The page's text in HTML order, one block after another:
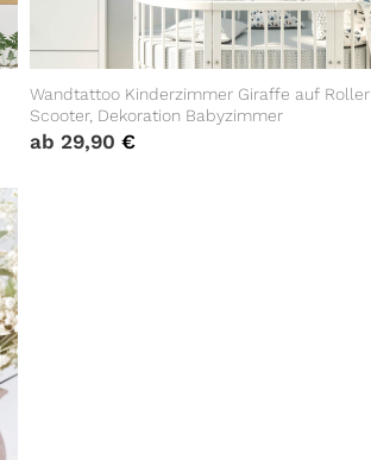
Wandtattoo Kinderzimmer Giraffe auf Roller
Scooter, Dekoration Babyzimmer
ab 29,90€